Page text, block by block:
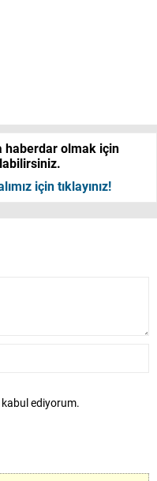
haberdar olmak için
için tıklayınız!
kabul ediyorum.